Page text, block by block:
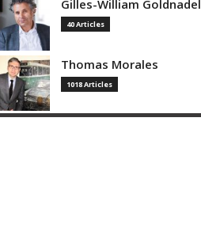
Gilles-William Goldnadel
40 Articles
Thomas Morales
1018 Articles